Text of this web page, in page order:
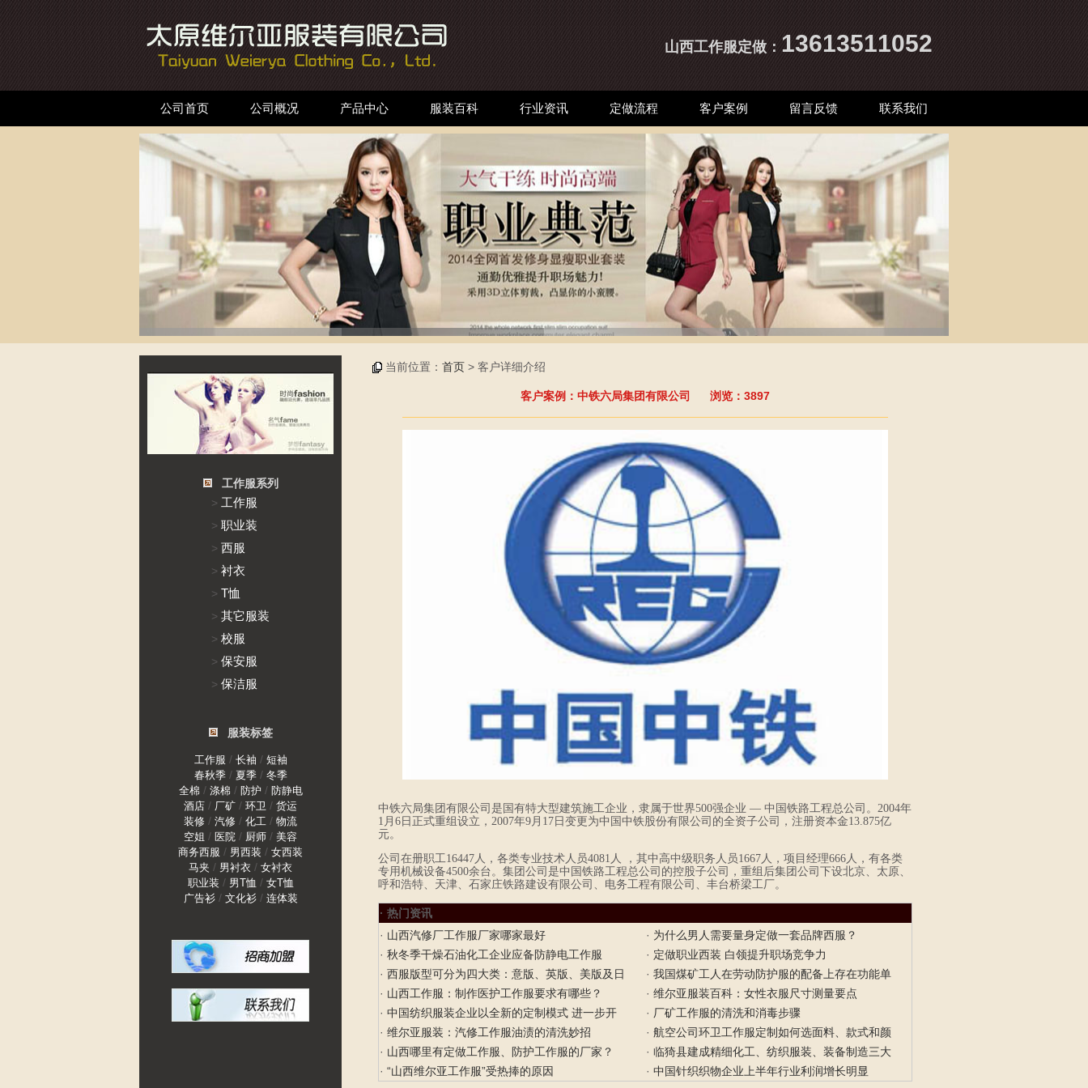
山西工作服定做： 13613511052
公司首页 公司概况 产品中心 服装百科 行业资讯 定做流程 客户案例 留言反馈 联系我们
工作服系列
> 工作服
> 职业装
> 西服
> 衬衣
> T恤
> 其它服装
> 校服
> 保安服
> 保洁服
服装标签
工作服 / 长袖 / 短袖
春秋季/ 夏季/ 冬季
全棉/ 涤棉/ 防护 / 防静电
酒店 / 厂矿 / 环卫 / 货运
装修 / 汽修 / 化工 / 物流
空姐 / 医院 / 厨师 / 美容
商务西服 / 男西装 / 女西装
马夹 / 男衬衣 / 女衬衣
职业装 / 男T恤 / 女T恤
广告衫/ 文化衫/ 连体装
当前位置： 首页 > 客户详细介绍
客户案例：中铁六局集团有限公司 浏览：3897
中铁六局集团有限公司是国有特大型建筑施工企业，隶属于世界500强企业 — 中国铁路工程总公司。2004年
1月6日正式重组设立，2007年9月17日变更为中国中铁股份有限公司的全资子公司，注册资本金13.875亿
元。
公司在册职工16447人，各类专业技术人员4081人 ，其中高中级职务人员1667人，项目经理666人，有各类
专用机械设备4500余台。集团公司是中国铁路工程总公司的控股子公司，重组后集团公司下设北京、太原、
呼和浩特、天津、石家庄铁路建设有限公司、电务工程有限公司、丰台桥梁工厂。
· 热门资讯
· 山西汽修厂工作服厂家哪家最好 · 为什么男人需要量身定做一套品牌西服？
· 秋冬季干燥石油化工企业应备防静电工作服 · 定做职业西装 白领提升职场竞争力
· 西服版型可分为四大类：意版、英版、美版及日 · 我国煤矿工人在劳动防护服的配备上存在功能单
· 山西工作服：制作医护工作服要求有哪些？ · 维尔亚服装百科：女性衣服尺寸测量要点
· 中国纺织服装企业以全新的定制模式 进一步开 · 厂矿工作服的清洗和消毒步骤
· 维尔亚服装：汽修工作服油渍的清洗妙招 · 航空公司环卫工作服定制如何选面料、款式和颜
· 山西哪里有定做工作服、防护工作服的厂家？ · 临猗县建成精细化工、纺织服装、装备制造三大
· “山西维尔亚工作服”受热捧的原因 · 中国针织织物企业上半年行业利润增长明显